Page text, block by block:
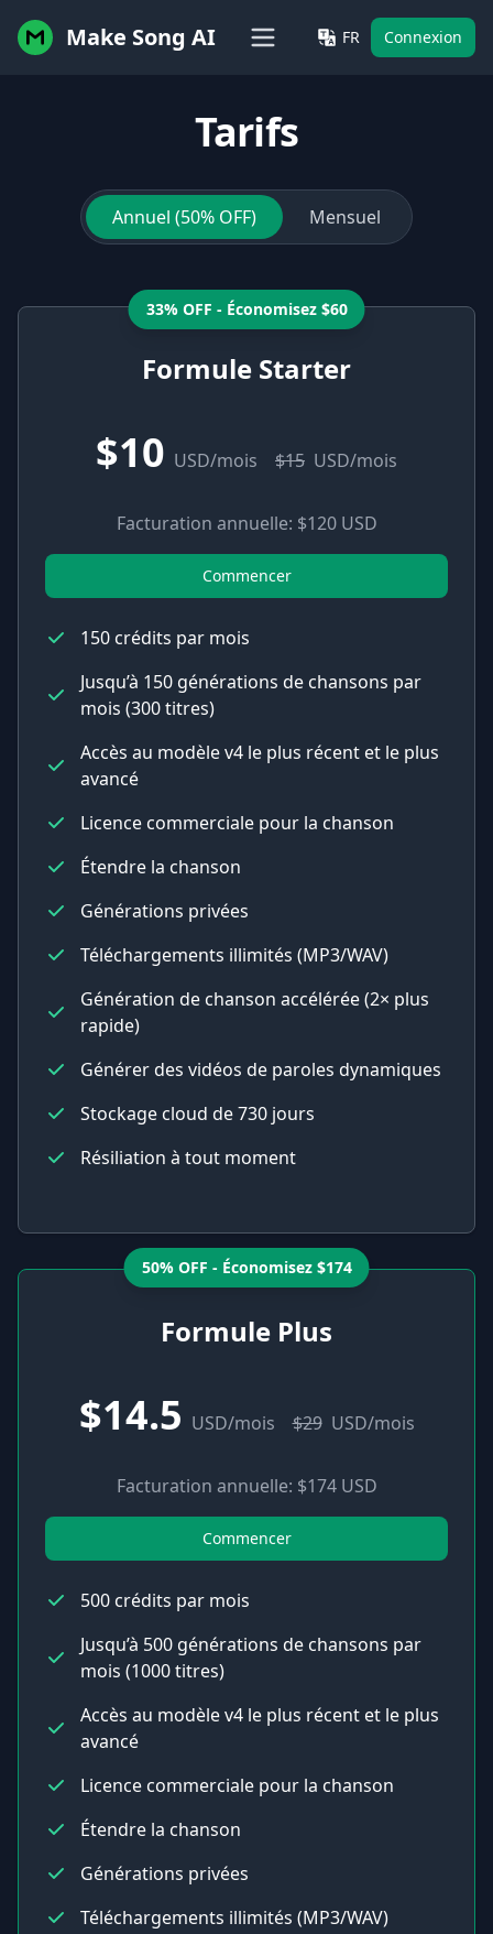
Make Song AI FR Connexion
Tarifs
Annuel (50% OFF) Mensuel
33% OFF - Économisez $60
Formule Starter
$10 USD/mois $15 USD/mois
Facturation annuelle: $120 USD
Commencer
150 crédits par mois
Jusqu’à 150 générations de chansons par
mois (300 titres)
Accès au modèle v4 le plus récent et le plus
avancé
Licence commerciale pour la chanson
Étendre la chanson
Générations privées
Téléchargements illimités (MP3/WAV)
Génération de chanson accélérée (2× plus
rapide)
Générer des vidéos de paroles dynamiques
Stockage cloud de 730 jours
Résiliation à tout moment
50% OFF - Économisez $174
Formule Plus
$14.5 USD/mois $29 USD/mois
Facturation annuelle: $174 USD
Commencer
500 crédits par mois
Jusqu’à 500 générations de chansons par
mois (1000 titres)
Accès au modèle v4 le plus récent et le plus
avancé
Licence commerciale pour la chanson
Étendre la chanson
Générations privées
Téléchargements illimités (MP3/WAV)